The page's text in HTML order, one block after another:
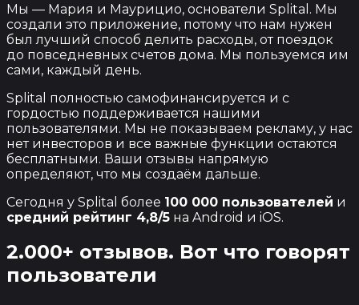
Мы — Мария и Маурицио, основатели Splital. Мы
создали это приложение, потому что нам нужен
был лучший способ делить расходы, от поездок
до повседневных счетов дома. Мы пользуемся им
сами, каждый день.
Splital полностью самофинансируется и с
гордостью поддерживается нашими
пользователями. Мы не показываем рекламу, у нас
нет инвесторов и все важные функции остаются
бесплатными. Ваши отзывы напрямую
определяют, что мы создаём дальше.
Сегодня у Splital более 100 000 пользователей и
средний рейтинг 4,8/5 на Android и iOS.
2.000+ отзывов. Вот что говорят
пользователи